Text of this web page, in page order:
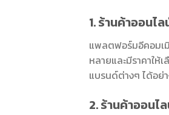
1. ร้านค้าออนไ
แพลตฟอร์มอีคอมเ
หลายและมีราคาให้
แบรนด์ต่างๆ ได้อย่
2. ร้านค้าออนไ